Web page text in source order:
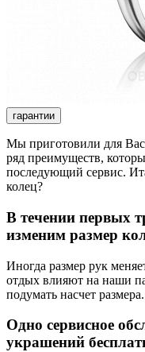
гарантии
Мы приготовили для
ряд преимуществ,
последующий сервис.
колец?
В течении первых
изменим размер
Иногда размер рук
отдых влияют на наши
подумать насчет размера.
Одно сервисное
украшений